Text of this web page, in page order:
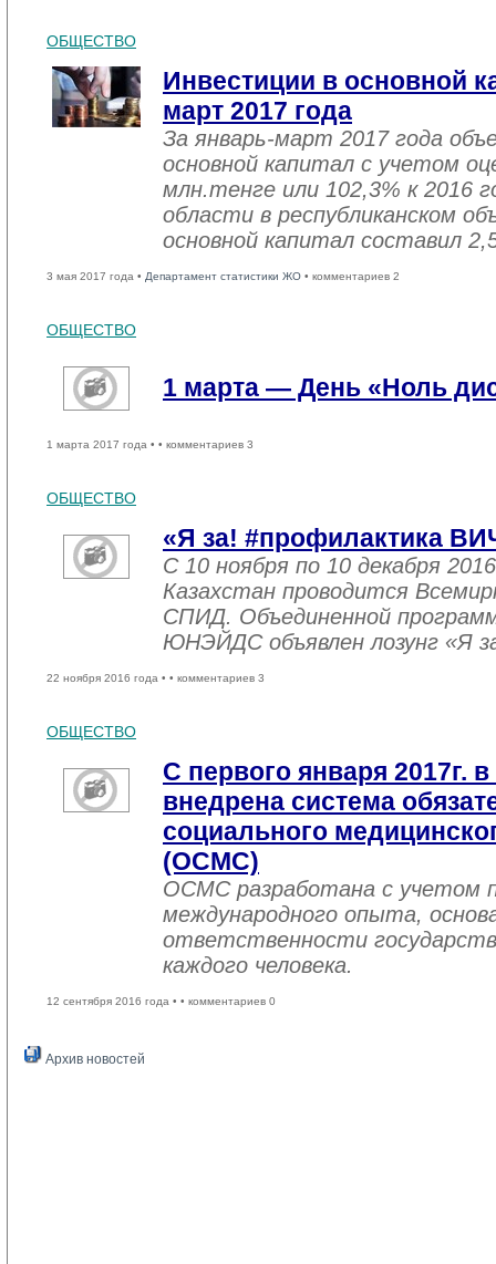
ОБЩЕСТВО
Инвестиции в основной
март 2017 года
За январь-март 2017 года
основной капитал с учетом
млн.тенге или 102,3% к 2016
области в республиканском
основной капитал составил
3 мая 2017 года • Департамент статистики ЖО • комментариев 2
ОБЩЕСТВО
1 марта — День «Ноль
1 марта 2017 года • • комментариев 3
ОБЩЕСТВО
«Я за! #профилактика
С 10 ноября по 10 декабря
Казахстан проводится
СПИД. Объединенной
ЮНЭЙДС объявлен лозунг «Я
22 ноября 2016 года • • комментариев 3
ОБЩЕСТВО
С первого января 2017г.
внедрена система
социального
(ОСМС)
ОСМС разработана с учетом
международного опыта,
ответственности
каждого человека.
12 сентября 2016 года • • комментариев 0
Архив новостей